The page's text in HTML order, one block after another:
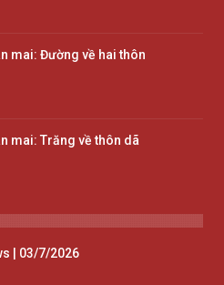
mai: Đường về hai thôn
mai: Trăng về thôn dã
| 03/7/2026